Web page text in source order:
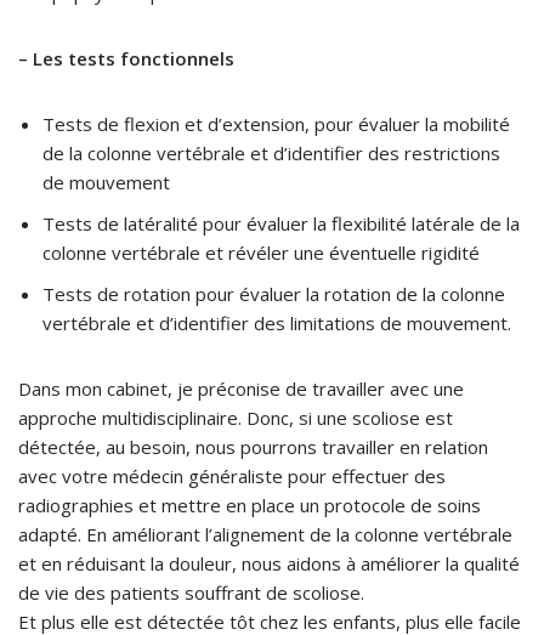
– Les tests fonctionnels
Tests de flexion et d’extension, pour évaluer la mobilité
de la colonne vertébrale et d’identifier des restrictions
de mouvement
Tests de latéralité pour évaluer la flexibilité latérale de la
colonne vertébrale et révéler une éventuelle rigidité
Tests de rotation pour évaluer la rotation de la colonne
vertébrale et d’identifier des limitations de mouvement.
Dans mon cabinet, je préconise de travailler avec une
approche multidisciplinaire. Donc, si une scoliose est
détectée, au besoin, nous pourrons travailler en relation
avec votre médecin généraliste pour effectuer des
radiographies et mettre en place un protocole de soins
adapté. En améliorant l’alignement de la colonne vertébrale
et en réduisant la douleur, nous aidons à améliorer la qualité
de vie des patients souffrant de scoliose.
Et plus elle est détectée tôt chez les enfants, plus elle facile